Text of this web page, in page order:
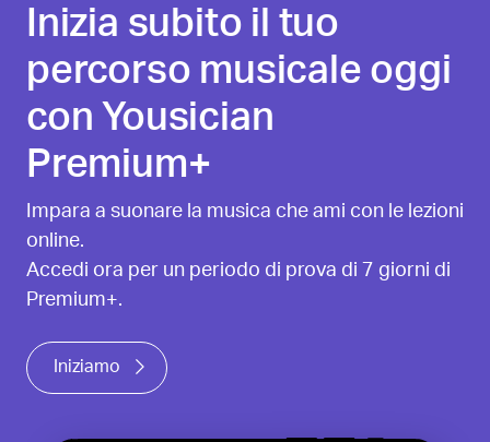
Inizia subito il tuo
percorso musicale oggi
con Yousician
Premium+
Impara a suonare la musica che ami con le lezioni
online.
Accedi ora per un periodo di prova di 7 giorni di
Premium+.
Iniziamo